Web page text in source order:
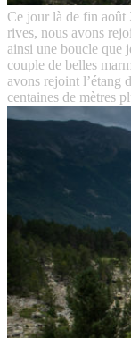
Ce jour là de fin août
rives, nous avons
ainsi une boucle que
couple de belles
avons rejoint l’étang
centaines de mètres